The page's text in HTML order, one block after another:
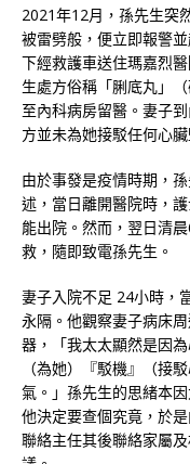
2021年12月，孫先生突
被雷劈般，便立即報警
下經救護車送住瑪嘉烈
生處方俗稱「脷底丸」
至內科病房留醫。妻子
方並未為她接駁任何心臟
由於事發是疫情時期，
述，當日離開醫院時，
能出院。然而，翌日清
救，隨即致電孫先生。
妻子入院不足 24小時，
永隔。他觀察妻子病床
器，「我太太顯然是因
（為她）『駁機』（接
氣。」孫先生的思緒本
他決定要查個究竟，於
聯絡主任其後聯絡家屬